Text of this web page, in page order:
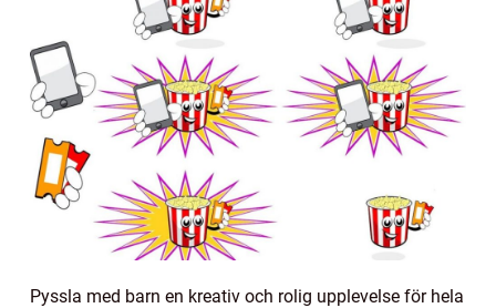
Pyssla med barn en kreativ och rolig upplevelse för hela